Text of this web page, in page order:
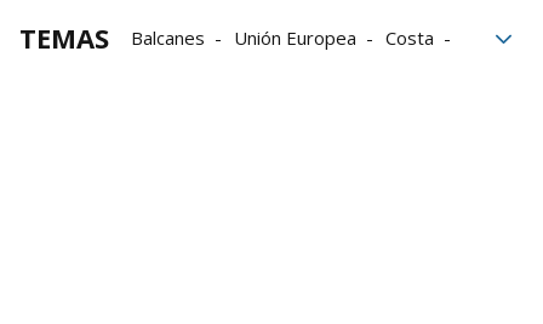
TEMAS Balcanes Unión Europea
Costa